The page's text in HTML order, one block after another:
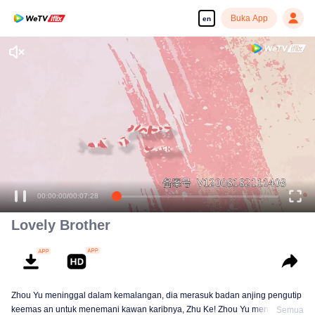
en Buka App
00:00:00/00:07:28
Lovely Brother
Zhou Yu meninggal dalam kemalangan, dia merasuk badan anjing pengutip
keemas an untuk menemani kawan karibnya, Zhu Ke! Zhou Yu menjadiSemua